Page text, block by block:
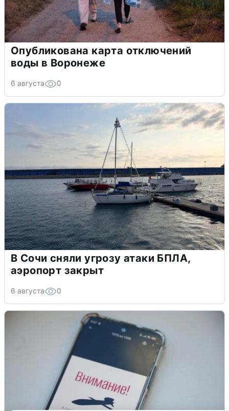
Опубликована карта отключений
воды в Воронеже
6 августа 0
В Сочи сняли угрозу атаки БПЛА,
аэропорт закрыт
6 августа 0